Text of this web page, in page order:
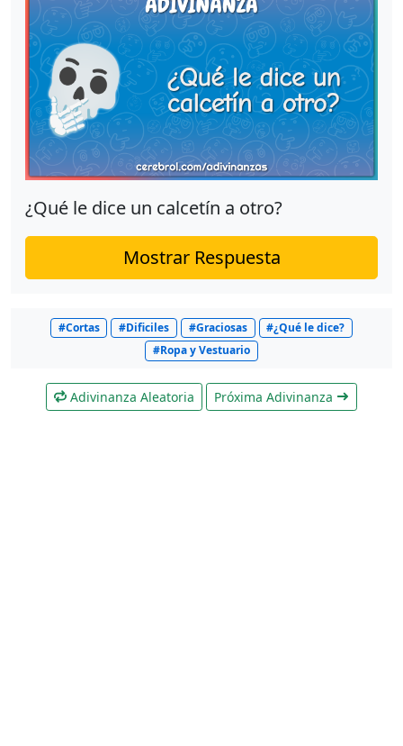
¿Qué le dice un calcetín a otro?
Mostrar Respuesta
#Cortas #Dificiles #Graciosas
#¿Qué le dice?
#Ropa y Vestuario
Adivinanza Aleatoria Próxima Adivinanza